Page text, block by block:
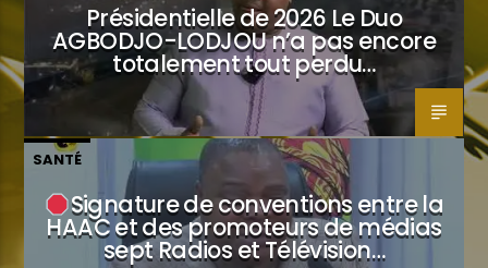
Présidentielle de 2026 Le Duo
AGBODJO-LODJOU n’a pas encore
totalement tout perdu…
SANTÉ
Signature de conventions entre la
HAAC et des promoteurs de médias
sept Radios et Télévision…